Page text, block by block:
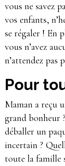
vous ne savez
vos enfants,
se régaler ! En
vous n’avez
n’attendez pas
Pour
Maman a reçu
grand bonheur
déballer un
incertain ?
toute la famille